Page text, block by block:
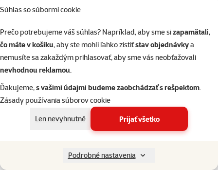
Súhlas so súbormi cookie
Prečo potrebujeme váš súhlas? Napríklad, aby sme sizapamätali,
čo máte v košíku, aby ste mohli ľahko zistiťstav objednávkya
nemusíte sa zakaždým prihlasovať, aby sme vás neobťažovali
nevhodnou reklamou.
Ďakujeme,s vašimi údajmi budeme zaobchádzať s rešpektom.
Zásady používania súborov cookie
Len nevyhnutné
Prijať všetko
Podrobné nastavenia
Magic Litter podstielka
Bentonite Ultra White
Carbon 10 l
Hodnotenie 100%, počet hodnotení: 1
hodnotenie
Cena
10,49 €
značka